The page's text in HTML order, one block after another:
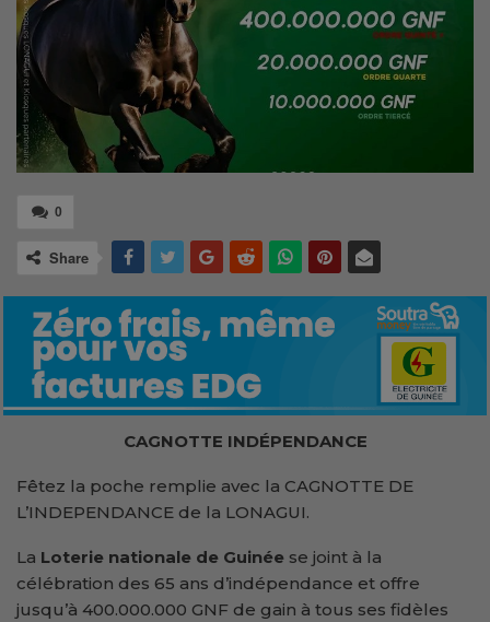
0
Share
CAGNOTTE INDÉPENDANCE
Fêtez la poche remplie avec la CAGNOTTE DE
L’INDEPENDANCE de la LONAGUI.
La Loterie nationale de Guinée se joint à la
célébration des 65 ans d’indépendance et offre
jusqu’à 400.000.000 GNF de gain à tous ses fidèles